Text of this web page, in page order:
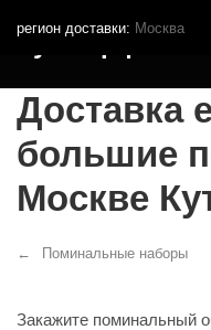
регион доставки: Москва
Кутья.рф
Доставка
большие
Москве
Поминальные наборы
Закажите поминальный